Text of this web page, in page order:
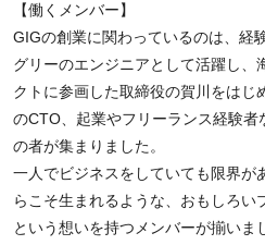
【働くメンバー】
GIGの創業に関わっているのは、経
グリーのエンジニアとして活躍し、
クトに参画した取締役の賀川をはじ
のCTO、起業やフリーランス経験者
の者が集まりました。
一人でビジネスをしていても限界が
らこそ生まれるような、おもしろ
という想いを持つメンバーが揃いま